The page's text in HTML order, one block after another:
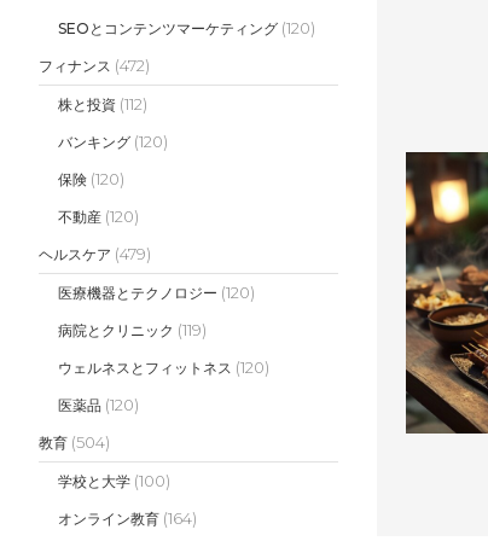
SEOとコンテンツマーケティング (120)
フィナンス (472)
株と投資 (112)
バンキング (120)
保険 (120)
不動産 (120)
ヘルスケア (479)
医療機器とテクノロジー (120)
病院とクリニック (119)
ウェルネスとフィットネス (120)
医薬品 (120)
教育 (504)
学校と大学 (100)
オンライン教育 (164)